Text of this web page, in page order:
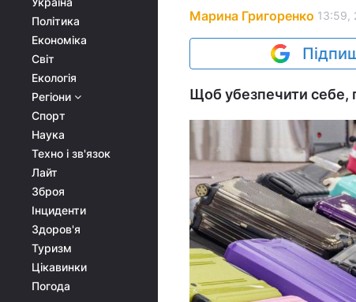
Політика
Економіка
Світ
Екологія
Регіони
Спорт
Наука
Техно і зв'язок
Лайт
Зброя
Інциденти
Здоров'я
Туризм
Цікавинки
Погода
Марина Григоренко 13:59,
Щоб убезпечити себе,